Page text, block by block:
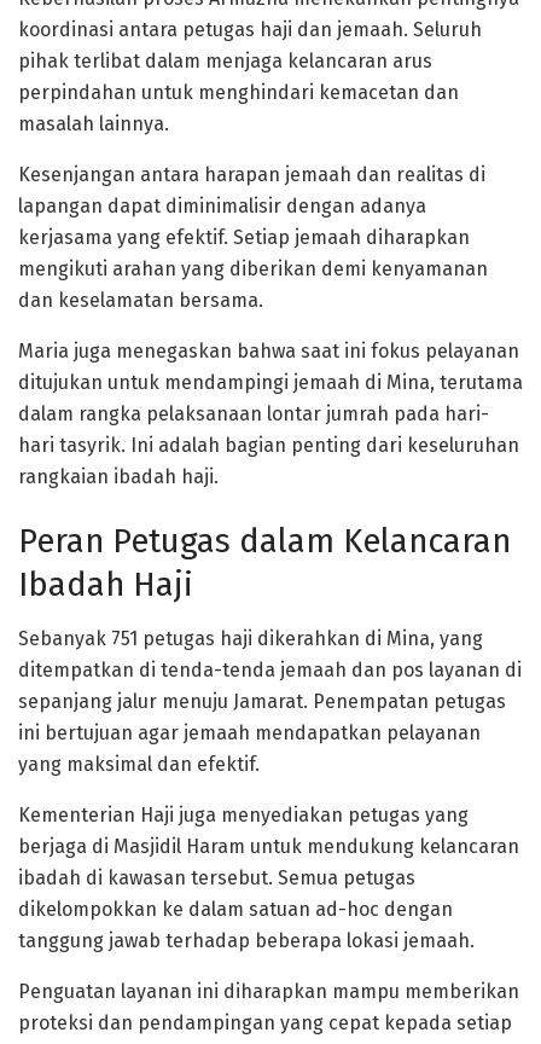
koordinasi antara petugas haji dan jemaah. Seluruh
pihak terlibat dalam menjaga kelancaran arus
perpindahan untuk menghindari kemacetan dan
masalah lainnya.
Kesenjangan antara harapan jemaah dan realitas di
lapangan dapat diminimalisir dengan adanya
kerjasama yang efektif. Setiap jemaah diharapkan
mengikuti arahan yang diberikan demi kenyamanan
dan keselamatan bersama.
Maria juga menegaskan bahwa saat ini fokus pelayanan
ditujukan untuk mendampingi jemaah di Mina, terutama
dalam rangka pelaksanaan lontar jumrah pada hari-
hari tasyrik. Ini adalah bagian penting dari keseluruhan
rangkaian ibadah haji.
Peran Petugas dalam Kelancaran
Ibadah Haji
Sebanyak 751 petugas haji dikerahkan di Mina, yang
ditempatkan di tenda-tenda jemaah dan pos layanan di
sepanjang jalur menuju Jamarat. Penempatan petugas
ini bertujuan agar jemaah mendapatkan pelayanan
yang maksimal dan efektif.
Kementerian Haji juga menyediakan petugas yang
berjaga di Masjidil Haram untuk mendukung kelancaran
ibadah di kawasan tersebut. Semua petugas
dikelompokkan ke dalam satuan ad-hoc dengan
tanggung jawab terhadap beberapa lokasi jemaah.
Penguatan layanan ini diharapkan mampu memberikan
proteksi dan pendampingan yang cepat kepada setiap